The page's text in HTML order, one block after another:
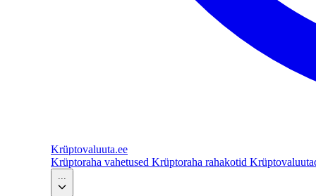
Krüptovaluuta.ee
Krüptoraha vahetused Krüptoraha rahakotid